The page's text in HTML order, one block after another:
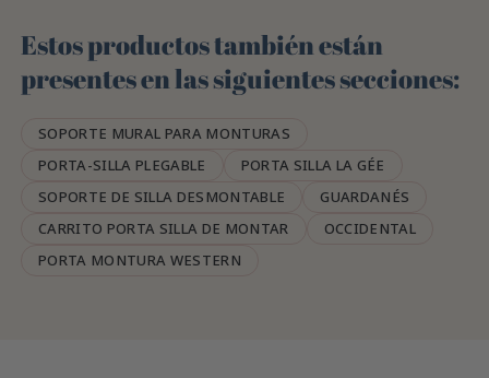
Estos productos también están
presentes en las siguientes secciones:
SOPORTE MURAL PARA MONTURAS
PORTA-SILLA PLEGABLE
PORTA SILLA LA GÉE
SOPORTE DE SILLA DESMONTABLE
GUARDANÉS
CARRITO PORTA SILLA DE MONTAR
OCCIDENTAL
PORTA MONTURA WESTERN